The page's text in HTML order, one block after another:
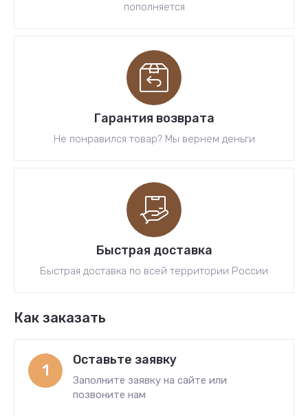
пополняется
Гарантия возврата
Не понравился товар? Мы вернем деньги
Быстрая доставка
Быстрая доставка по всей территории России
Как заказать
1
Оставьте заявку
Заполните заявку на сайте или
позвоните нам